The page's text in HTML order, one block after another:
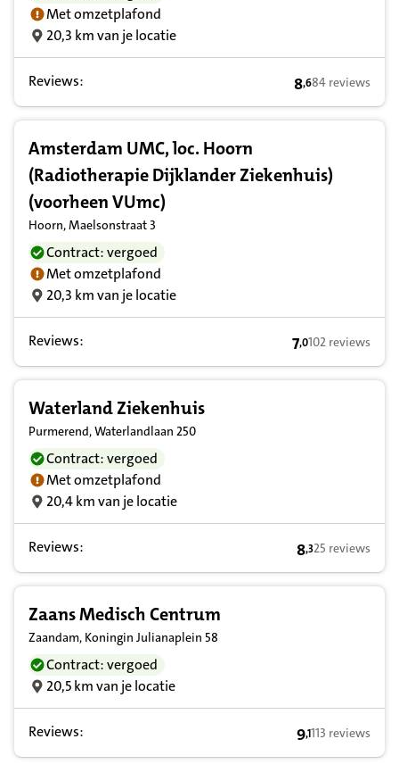
Met omzetplafond
20,3 km van je locatie
Reviews: 8,6 op basis van
8,684 reviews
Amsterdam UMC, loc. Hoorn
(Radiotherapie Dijklander Ziekenhuis)
(voorheen VUmc)
Hoorn, Maelsonstraat 3
Contract: vergoed
Met omzetplafond
20,3 km van je locatie
Reviews: 7,0 op basis van
7,0102 reviews
Waterland Ziekenhuis
Purmerend, Waterlandlaan 250
Contract: vergoed
Met omzetplafond
20,4 km van je locatie
Reviews: 8,3 op basis
8,325 reviews
Zaans Medisch Centrum
Zaandam, Koningin Julianaplein 58
Contract: vergoed
20,5 km van je locatie
Reviews: 9,1 op basis van
9,1113 reviews